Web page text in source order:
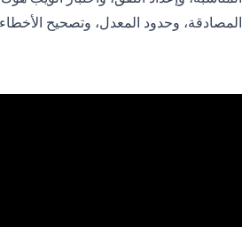
المصادقة، وحدود المعدل، وتصحيح